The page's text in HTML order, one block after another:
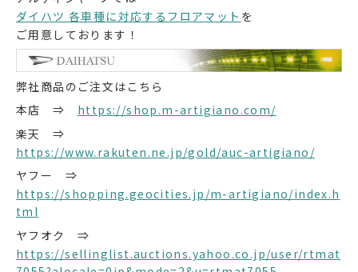
ダイハツ 各車種に対応するフロアマット を
ご用意しております！
弊社商品のご注文はこちら
本店 ⇒ https://shop.m-artigiano.com/
楽天 ⇒
https://www.rakuten.ne.jp/gold/auc-artigiano/
ヤフー ⇒
https://shopping.geocities.jp/m-artigiano/index.h
tml
ヤフオク ⇒
https://sellinglist.auctions.yahoo.co.jp/user/rtmat